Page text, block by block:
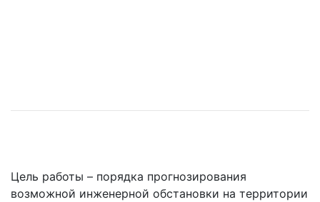
Цель работы – порядка прогнозирования
возможной инженерной обстановки на территории